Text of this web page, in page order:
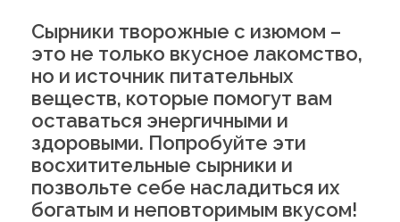
Сырники творожные с изюмом –
это не только вкусное лакомство,
но и источник питательных
веществ, которые помогут вам
оставаться энергичными и
здоровыми. Попробуйте эти
восхитительные сырники и
позвольте себе насладиться их
богатым и неповторимым вкусом!